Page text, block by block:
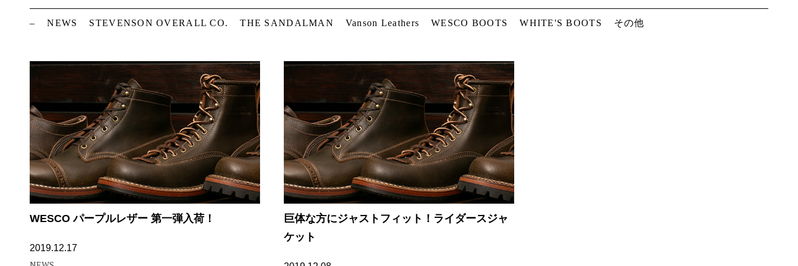
– NEWS STEVENSON OVERALL CO. THE SANDALMAN Vanson Leathers WESCO BOOTS WHITE'S BOOTS その他
WESCO パープルレザー 第一弾入荷！
2019.12.17
巨体な方にジャストフィット！ライダースジャ
ケット